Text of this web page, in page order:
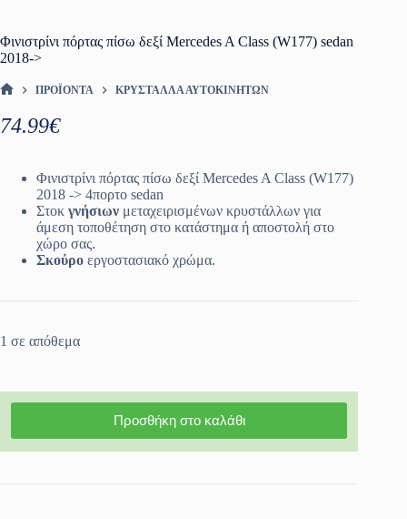
Φινιστρίνι πόρτας πίσω δεξί Mercedes A Class (W177) sedan
2018->
ΠΡΟΪΌΝΤΑ ΚΡΎΣΤΑΛΛΑ ΑΥΤΟΚΙΝΉΤΩΝ
74.99€
Φινιστρίνι πόρτας πίσω δεξί Mercedes A Class (W177)
2018 -> 4πορτο sedan
Στοκ γνήσιων μεταχειρισμένων κρυστάλλων για
άμεση τοποθέτηση στο κατάστημα ή αποστολή στο
χώρο σας.
Σκούρο εργοστασιακό χρώμα.
1 σε απόθεμα
Προσθήκη στο καλάθι